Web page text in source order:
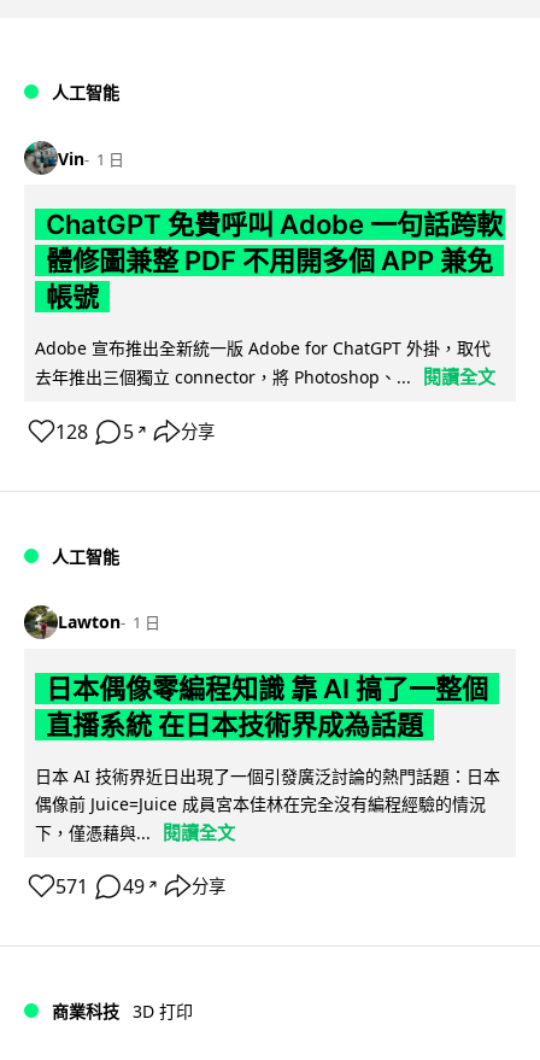
人工智能
Vin 1 日
ChatGPT 免費呼叫 Adobe 一句話跨軟
體修圖兼整 PDF 不用開多個 APP 兼免
帳號
Adobe 宣布推出全新統一版 Adobe for ChatGPT 外掛，取代
去年推出三個獨立 connector，將 Photoshop、...
閱讀全文
128 5 ↗ 分享
人工智能
Lawton 1 日
日本偶像零編程知識 靠 AI 搞了一整個
直播系統 在日本技術界成為話題
日本 AI 技術界近日出現了一個引發廣泛討論的熱門話題：日本
偶像前 Juice=Juice 成員宮本佳林在完全沒有編程經驗的情況
下，僅憑藉與...
閱讀全文
571 49 ↗ 分享
商業科技 3D 打印